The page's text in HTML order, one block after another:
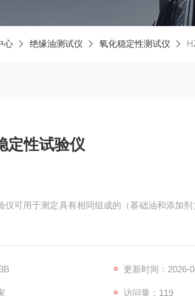
心 绝缘油测试仪 氧化稳定性测试仪
定性试验仪
仪可用于测定具有相同组成的（基础油和添加
更新时间：2026-
访问量：119